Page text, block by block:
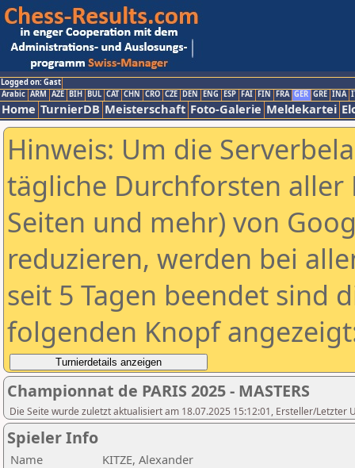
Logged on: Gast
Arabic ARM AZE BIH BUL CAT CHN CRO CZE DEN ENG ESP FAI FIN FRA GER GRE INA
Home TurnierDB Meisterschaft Foto-Galerie Meldekartei
Hinweis: Um die
tägliche Durchforsten aller
Seiten und mehr) von
reduzieren, werden bei
seit 5 Tagen beendet sind
folgenden Knopf
Championnat de PARIS 2025 - MASTERS
Die Seite wurde zuletzt aktualisiert am 18.07.2025 15:12:01, Ersteller/Letzter
Spieler Info
Name
KITZE, Alexander